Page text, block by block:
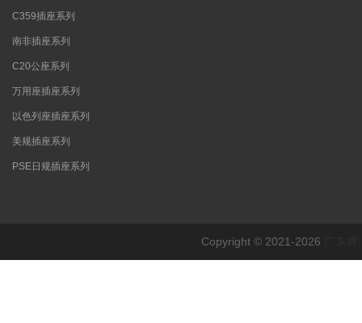
C359插座系列
南非插座系列
C20公座系列
万用座插座系列
以色列座插座系列
美规插座系列
PSE日规插座系列
Copyright © 2021-2026